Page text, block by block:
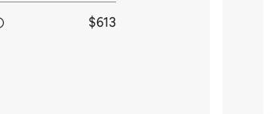
$613